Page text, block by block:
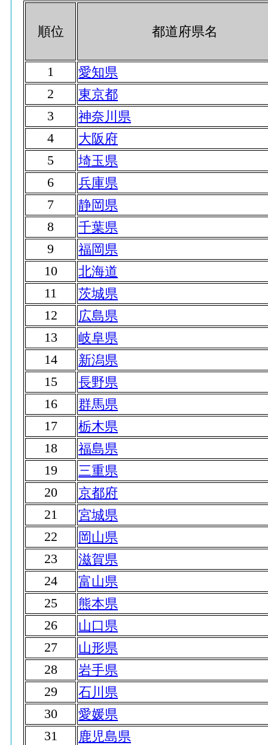
順位 都道府県名
1
愛知県
2
東京都
3
神奈川県
4
大阪府
5
埼玉県
6
兵庫県
7
静岡県
8
千葉県
9
福岡県
10
北海道
11
茨城県
12
広島県
13
岐阜県
14
新潟県
15
長野県
16
群馬県
17
栃木県
18
福島県
19
三重県
20
京都府
21
宮城県
22
岡山県
23
滋賀県
24
富山県
25
熊本県
26
山口県
27
山形県
28
岩手県
29
石川県
30
愛媛県
31
鹿児島県